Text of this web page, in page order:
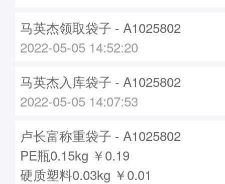
马英杰领取袋子 - A1025802
2022-05-05 14:52:20
马英杰入库袋子 - A1025802
2022-05-05 14:07:53
卢长富称重袋子 - A1025802
PE瓶0.15kg ￥0.19
硬质塑料0.03kg ￥0.01